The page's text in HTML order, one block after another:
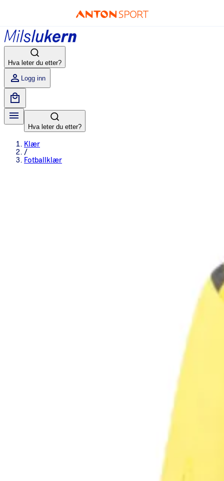
Hva leter du etter?
Logg inn
Hva leter du etter?
Klær
/
Fotballklær